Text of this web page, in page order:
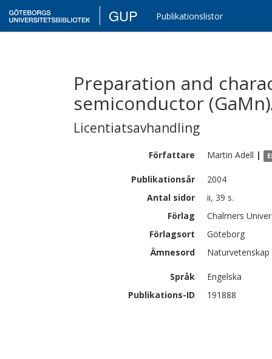
GUP Publikationslistor
Preparation and
semiconductor
Licentiatsavhandling
Författare Martin Adell |
Publikationsår
2004
Antal sidor
ii, 39 s.
Förlag
Chalmers
Förlagsort
Göteborg
Ämnesord
Språk
Engelska
Publikations-ID
191888